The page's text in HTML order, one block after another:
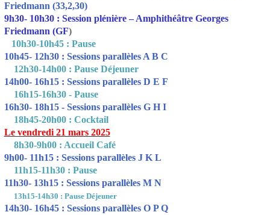
Friedmann (33,2,30)
9h30- 10h30 : Session plénière – Amphithéâtre Georges
Friedmann (GF)
10h30-10h45 : Pause
10h45- 12h30 : Sessions parallèles A B C
12h30-14h00 : Pause Déjeuner
14h00- 16h15 : Sessions parallèles D E F
16h15-16h30 - Pause
16h30- 18h15 - Sessions parallèles G H I
18h45-20h00 : Cocktail
Le vendredi 21 mars 2025
8h30-9h00 : Accueil Café
9h00- 11h15 : Sessions parallèles J K L
11h15-11h30 : Pause
11h30- 13h15 : Sessions parallèles M N
13h15-14h30 : Pause Déjeuner
14h30- 16h45 : Sessions parallèles O P Q